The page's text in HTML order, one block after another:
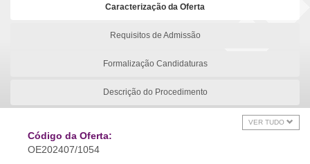
Caracterização da Oferta
Requisitos de Admissão
Formalização Candidaturas
Descrição do Procedimento
VER TUDO
Código da Oferta:
OE202407/1054